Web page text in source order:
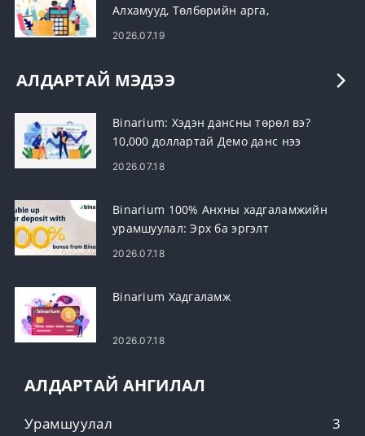
Алхамууд, Төлбөрийн арга,
Хязгаарлалт
2026.07.19
АЛДАРТАЙ МЭДЭЭ
Binarium: Хэдэн дансны төрөл вэ?
10,000 доллартай Демо данс нээ
2026.07.18
Binarium 100% Анхны хадгаламжийн
урамшуулал: Эрх ба эргэлт
2026.07.18
Binarium Хадгаламж
2026.07.18
АЛДАРТАЙ АНГИЛАЛ
Урамшуулал
3